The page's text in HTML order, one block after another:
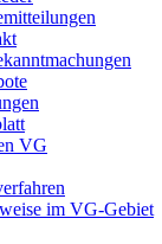
VG
im VG-Gebiet